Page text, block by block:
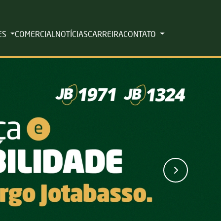
COMERCIAL NOTÍCIASCARREIRACONTATO